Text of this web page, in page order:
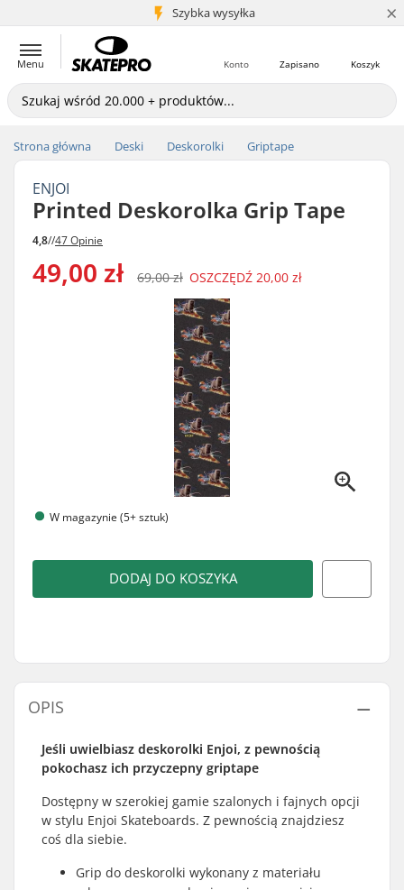
Szybka wysyłka
5+ mln klientów ×
Menu Koszyk
Zapisano
Konto
Strona główna Deski Deskorolki Griptape
ENJOI
Printed Deskorolka Grip Tape
4,8//47 Opinie
49,00 zł 69,00 zł OSZCZĘDŹ 20,00 zł
W magazynie (5+ sztuk)
DODAJ DO KOSZYKA
OPIS
Jeśli uwielbiasz deskorolki Enjoi, z pewnością
pokochasz ich przyczepny griptape
Dostępny w szerokiej gamie szalonych i fajnych opcji
w stylu Enjoi Skateboards. Z pewnością znajdziesz
coś dla siebie.
Grip do deskorolki wykonany z materiału